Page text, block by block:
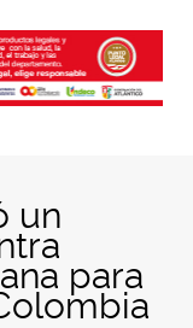
un
para